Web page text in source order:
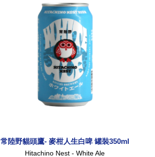
常陸野貓頭鷹- 麥柑人生白啤 罐裝350ml
Hitachino Nest - White Ale